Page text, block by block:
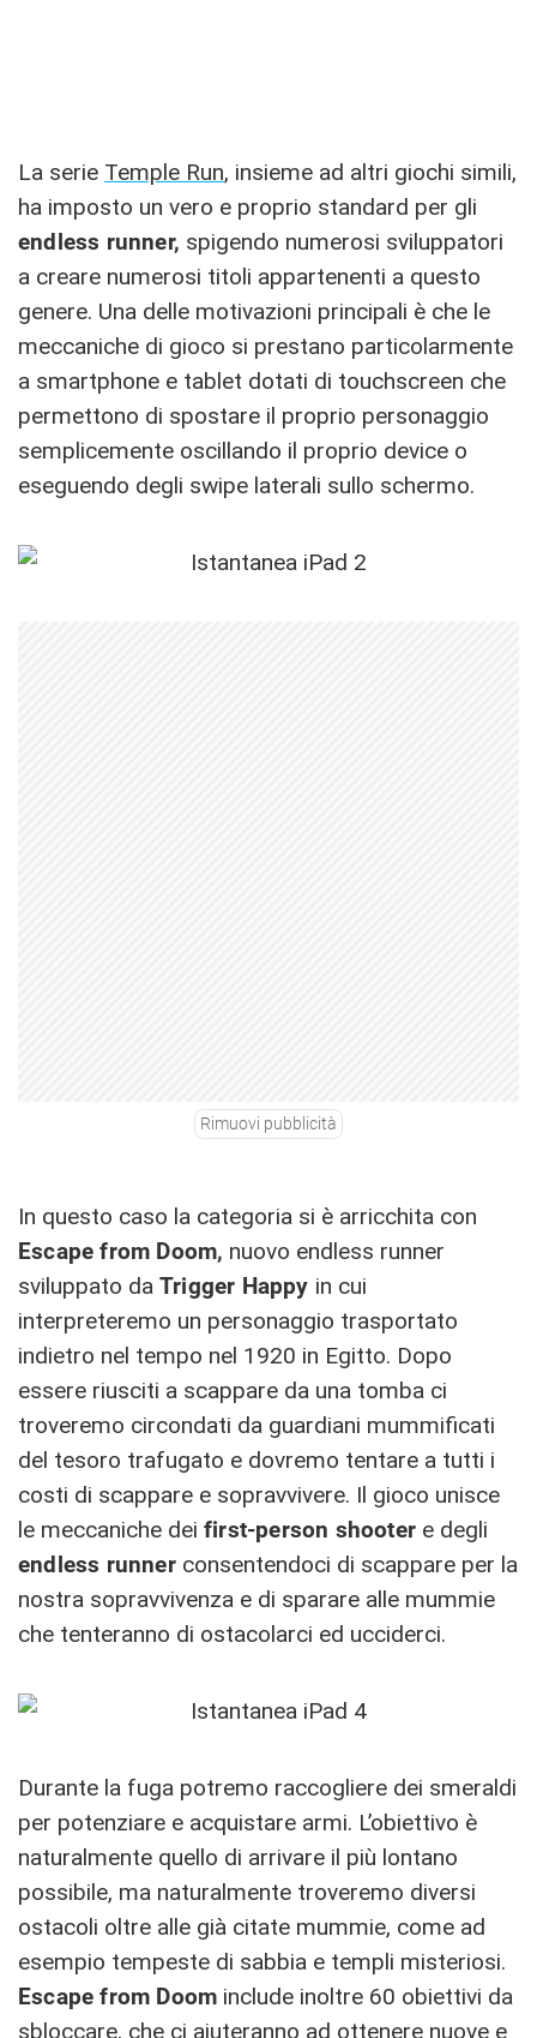
La serie Temple Run, insieme ad altri giochi simili,
ha imposto un vero e proprio standard per gli
endless runner, spigendo numerosi sviluppatori
a creare numerosi titoli appartenenti a questo
genere. Una delle motivazioni principali è che le
meccaniche di gioco si prestano particolarmente
a smartphone e tablet dotati di touchscreen che
permettono di spostare il proprio personaggio
semplicemente oscillando il proprio device o
eseguendo degli swipe laterali sullo schermo.
Rimuovi pubblicità
In questo caso la categoria si è arricchita con
Escape from Doom, nuovo endless runner
sviluppato da Trigger Happy in cui
interpreteremo un personaggio trasportato
indietro nel tempo nel 1920 in Egitto. Dopo
essere riusciti a scappare da una tomba ci
troveremo circondati da guardiani mummificati
del tesoro trafugato e dovremo tentare a tutti i
costi di scappare e sopravvivere. Il gioco unisce
le meccaniche dei first-person shooter e degli
endless runnerconsentendoci di scappare per la
nostra sopravvivenza e di sparare alle mummie
che tenteranno di ostacolarci ed ucciderci.
Durante la fuga potremo raccogliere dei smeraldi
per potenziare e acquistare armi. L’obiettivo è
naturalmente quello di arrivare il più lontano
possibile, ma naturalmente troveremo diversi
ostacoli oltre alle già citate mummie, come ad
esempio tempeste di sabbia e templi misteriosi.
Escape from Doom include inoltre 60 obiettivi da
sbloccare, che ci aiuteranno ad ottenere nuove e